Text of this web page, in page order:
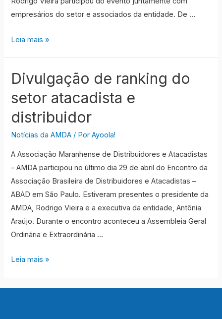
empresários do setor e associados da entidade. De …
Inovações
de
logística
e
as
novas
tributárias
Leia mais »
Divulgação de ranking do
setor atacadista e
distribuidor
Notícias da AMDA / PorAyoola!
A Associação Maranhense de Distribuidores e Atacadistas
– AMDA participou no último dia 29 de abril do Encontro da
Associação Brasileira de Distribuidores e Atacadistas –
ABAD em São Paulo. Estiveram presentes o presidente da
AMDA, Rodrigo Vieira e a executiva da entidade, Antônia
Araújo. Durante o encontro aconteceu a Assembleia Geral
Ordinária e Extraordinária …
Divulgação
Leia mais »